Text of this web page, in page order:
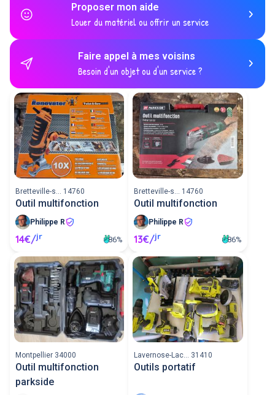
Proposer mon aide
Louer du matériel ou offrir un service
Faire appel à mes voisins
Besoin d'un objet ou d'un service ?
Bretteville-s... 14760
Outil multifonction
Philippe R
14€/jr 86%
Bretteville-s... 14760
Outil multifonction
Philippe R
13€/jr 86%
Montpellier 34000
Outil multifonction
parkside
Lavernose-Lac... 31410
Outils portatif